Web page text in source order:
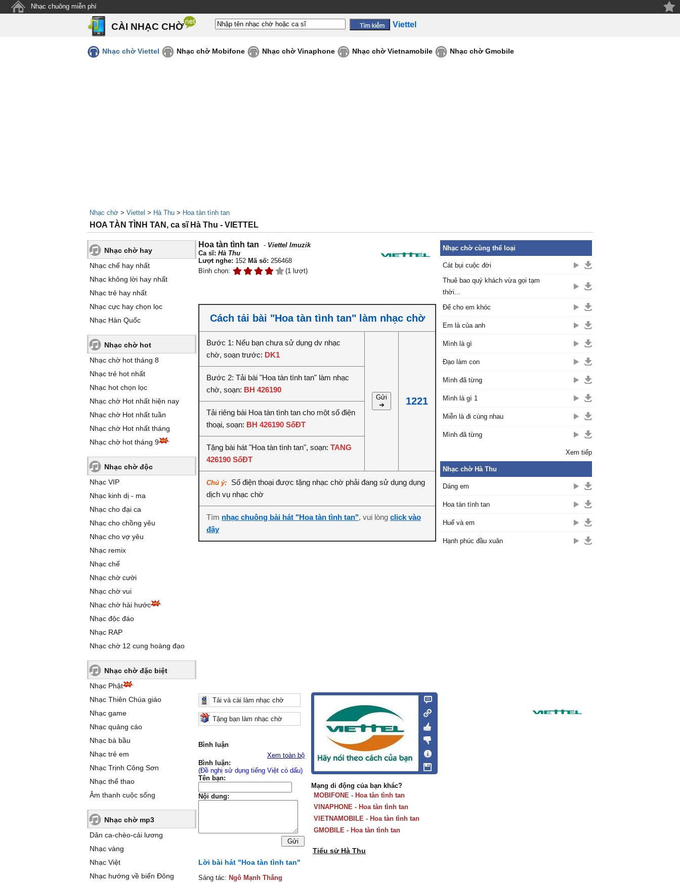
Nhạc chuông miễn phí
CÀI NHẠC CHỜ Viettel
Nhạc chờ Viettel Nhạc chờ Mobifone Nhạc chờ Vinaphone Nhạc chờ Vietnamobile Nhạc chờ Gmobile
Nhạc chờ > Viettel > Hà Thu > Hoa tàn tình tan
HOA TÀN TÌNH TAN, ca sĩ Hà Thu - VIETTEL
Nhạc chờ hay
Nhạc chế hay nhất
Nhạc không lời hay nhất
Nhạc trẻ hay nhất
Nhạc cực hay chọn lọc
Nhạc Hàn Quốc
Nhạc chờ hot
Nhạc chờ hot tháng 8
Nhạc trẻ hot nhất
Nhạc hot chọn lọc
Nhạc chờ Hot nhất hiện nay
Nhạc chờ Hot nhất tuần
Nhạc chờ Hot nhất tháng
Nhạc chờ hot tháng 9
Nhạc chờ độc
Nhạc VIP
Nhạc kinh dị - ma
Nhạc cho đại ca
Nhạc cho chồng yêu
Nhạc cho vợ yêu
Nhạc remix
Nhạc chế
Nhạc chờ cười
Nhạc chờ vui
Nhạc chờ hài hước
Nhạc độc đáo
Nhạc RAP
Nhạc chờ 12 cung hoàng đạo
Nhạc chờ đặc biệt
Nhạc Phật
Nhạc Thiên Chúa giáo
Nhạc game
Nhạc quảng cáo
Nhạc bà bầu
Nhạc trẻ em
Nhạc Trịnh Công Sơn
Nhạc thể thao
Âm thanh cuộc sống
Nhạc chờ mp3
Dân ca-chèo-cải lương
Nhạc vàng
Nhạc Việt
Nhạc hướng về biển Đông
Hoa tàn tình tan - Viettel Imuzik
Ca sĩ: Hà Thu
Lượt nghe: 152 Mã số: 256468
Bình chọn:
(1 lượt)
Cách tải bài "Hoa tàn tình tan" làm nhạc chờ
Bước 1: Nếu bạn chưa sử dụng dv nhạc
chờ, soạn trước: DK1
Gửi
➔
1221
Bước 2: Tải bài "Hoa tàn tình tan" làm nhạc
chờ, soạn: BH 426190
Tải riêng bài Hoa tàn tình tan cho một số điện
thoại, soạn: BH 426190 SốĐT
Tặng bài hát "Hoa tàn tình tan", soạn: TANG
426190 SốĐT
Chú ý:
Số điện thoại được tặng nhạc chờ phải đang sử dụng dụng
dịch vụ nhạc chờ
Tìm nhạc chuông bài hát "Hoa tàn tình tan", vui lòng click vào
đây
Tải và cài làm nhạc chờ
Tặng bạn làm nhạc chờ
Bình luận
Xem toàn bộ
Bình luận:
(Đề nghị sử dụng tiếng Việt có dấu)
Tên bạn:
Nội dung:
Mạng di động của bạn khác?
MOBIFONE - Hoa tàn tình tan
VINAPHONE - Hoa tàn tình tan
VIETNAMOBILE - Hoa tàn tình tan
GMOBILE - Hoa tàn tình tan
Tiểu sử Hà Thu
Lời bài hát "Hoa tàn tình tan"
Sáng tác: Ngô Mạnh Thắng
Nhạc chờ cùng thể loại
Cát bụi cuộc đời
Thuê bao quý khách vừa gọi tạm
thời...
Để cho em khóc
Em là của anh
Mình là gì
Đạo làm con
Mình đã từng
Mình là gì 1
Miễn là đi cùng nhau
Mình đã từng
Xem tiếp
Nhạc chờ Hà Thu
Dáng em
Hoa tàn tình tan
Huế và em
Hạnh phúc đầu xuân